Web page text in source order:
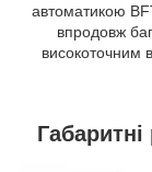
автоматикою
впродовж
високоточним